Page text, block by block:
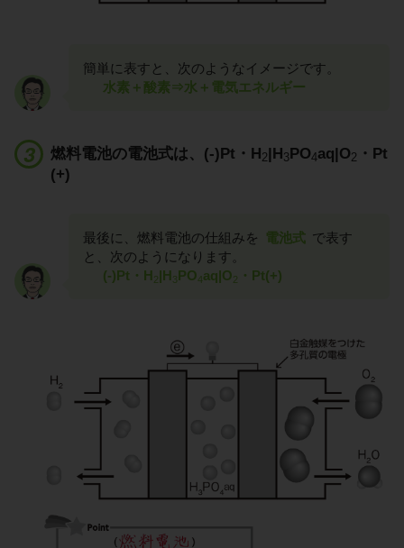
簡単に表すと、次のようなイメージです。
水素＋酸素⇒水＋電気エネルギー
燃料電池の電池式は、(-)Pt・H2|H3PO4aq|O2 ・Pt
(+)
最後に、燃料電池の仕組みを 電池式 で表す
と、次のようになります。
(-)Pt・H2|H3PO4aq|O2 ・Pt(+)